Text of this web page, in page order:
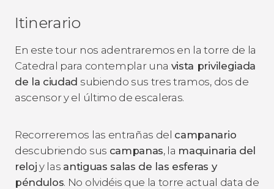
Itinerario
En este tour nos adentraremos en la torre de la
Catedral para contemplar una vista privilegiada
de la ciudad subiendo sus tres tramos, dos de
ascensor y el último de escaleras.
Recorreremos las entrañas del campanario
descubriendo sus campanas, la maquinaria del
reloj y las antiguas salas de las esferas y
péndulos. No olvidéis que la torre actual data de